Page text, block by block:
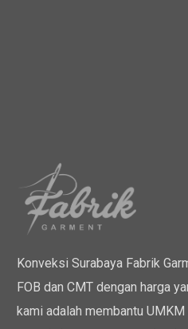
Konveksi Surabaya Fabrik
FOB dan CMT dengan harga
kami adalah membantu